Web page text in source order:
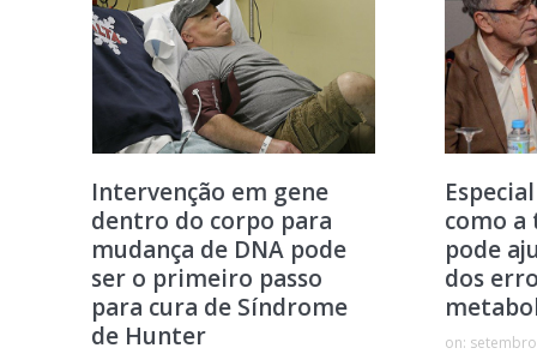
Intervenção em gene
dentro do corpo para
mudança de DNA pode
ser o primeiro passo
para cura de Síndrome
de Hunter
como a
pode
dos
on: